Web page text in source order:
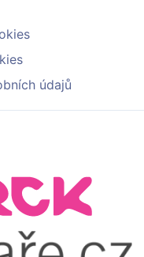
údajů